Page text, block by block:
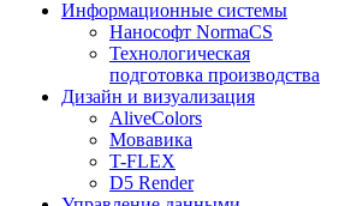
Информационные системы
Нанософт NormaCS
Технологическая
подготовка производства
Дизайн и визуализация
AliveColors
Мовавика
T-FLEX
D5 Render